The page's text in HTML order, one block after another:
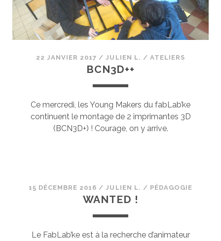
22 JANVIER 2017 /JULIEN L. / ATELIERS
BCN3D++
Ce mercredi, les Young Makers du fabLab’ke
continuent le montage de 2 imprimantes 3D
(BCN3D+) ! Courage, on y arrive.
15 DÉCEMBRE 2016 /JULIEN L. / PÉDAGOGIE
WANTED !
Le FabLab’ke est à la recherche d’animateur